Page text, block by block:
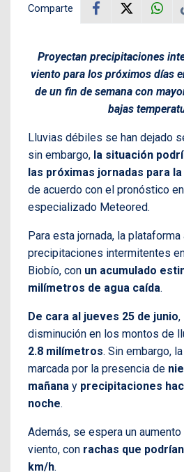
Comparte
Proyectan precipitaciones
viento para los próximos días
de un fin de semana con
bajas
Lluvias débiles se han dejado
sin embargo, la situación
las próximas jornadas para
de acuerdo con el pronóstico
especializado Meteored.
Para esta jornada, la plataforma
precipitaciones intermitentes
Biobío, con un acumulado
milímetros de agua caída.
De cara al jueves 25 de junio,
disminución en los montos de
2.8 milímetros. Sin embargo,
marcada por la presencia de
mañana y precipitaciones
noche.
Además, se espera un
viento, con rachas que
km/h.